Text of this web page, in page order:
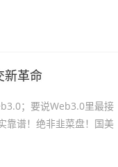
新革命
；要说Web3.0里最接
靠谱！绝非韭菜盘！国美